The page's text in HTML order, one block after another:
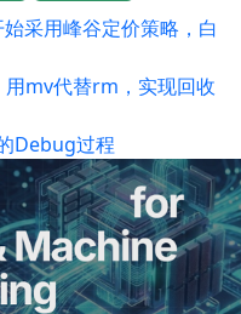
采用峰谷定价策略，白
用mv代替rm，实现回收
Debug过程